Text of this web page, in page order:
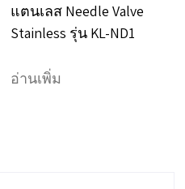
แตนเลส Needle Valve
Stainless รุ่น KL-ND1
อ่านเพิ่ม